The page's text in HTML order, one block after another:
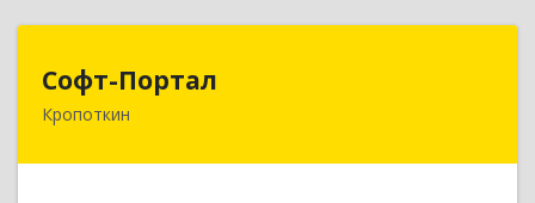
Софт-Портал
Кропоткин
352395, Краснодарский край, Кавказский р-н,